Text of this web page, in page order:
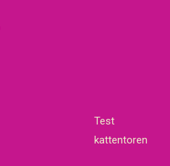
Test
kattentoren